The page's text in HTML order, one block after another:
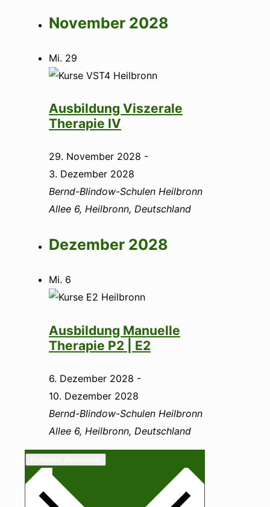
November 2028
Mi. 29
Ausbildung Viszerale
Therapie IV
29. November 2028 -
3. Dezember 2028
Bernd-Blindow-Schulen Heilbronn
Allee 6, Heilbronn, Deutschland
Dezember 2028
Mi. 6
Ausbildung Manuelle
Therapie P2 | E2
6. Dezember 2028 -
10. Dezember 2028
Bernd-Blindow-Schulen Heilbronn
Allee 6, Heilbronn, Deutschland